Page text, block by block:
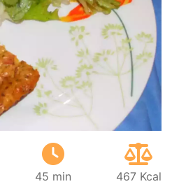
45 min 467 Kcal